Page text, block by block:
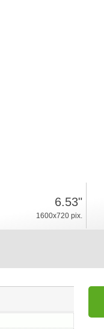
6.53"
1600x720 pix.